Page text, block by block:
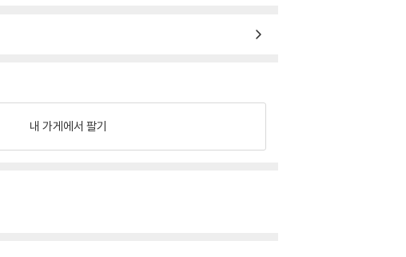
내 가게에서 팔기